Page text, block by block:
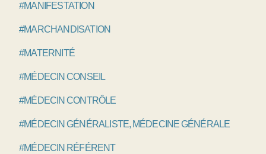
#MANIFESTATION
#MARCHANDISATION
#MATERNITÉ
#MÉDECIN CONSEIL
#MÉDECIN CONTRÔLE
#MÉDECIN GÉNÉRALISTE, MÉDECINE GÉNÉRALE
#MÉDECIN RÉFÉRENT